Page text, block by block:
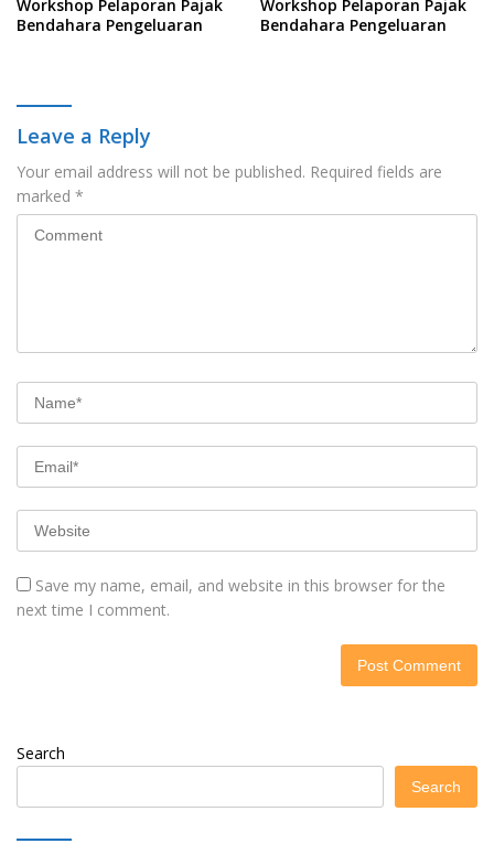
Workshop Pelaporan Pajak
Bendahara Pengeluaran
Workshop Pelaporan Pajak
Bendahara Pengeluaran
Leave a Reply
Your email address will not be published. Required fields are
marked *
Save my name, email, and website in this browser for the
next time I comment.
Search
Search